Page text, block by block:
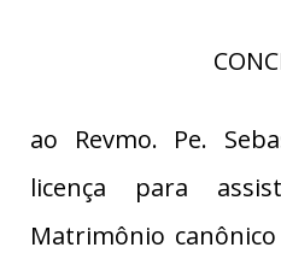
ao Revmo. Pe.
licença para
Matrimônio